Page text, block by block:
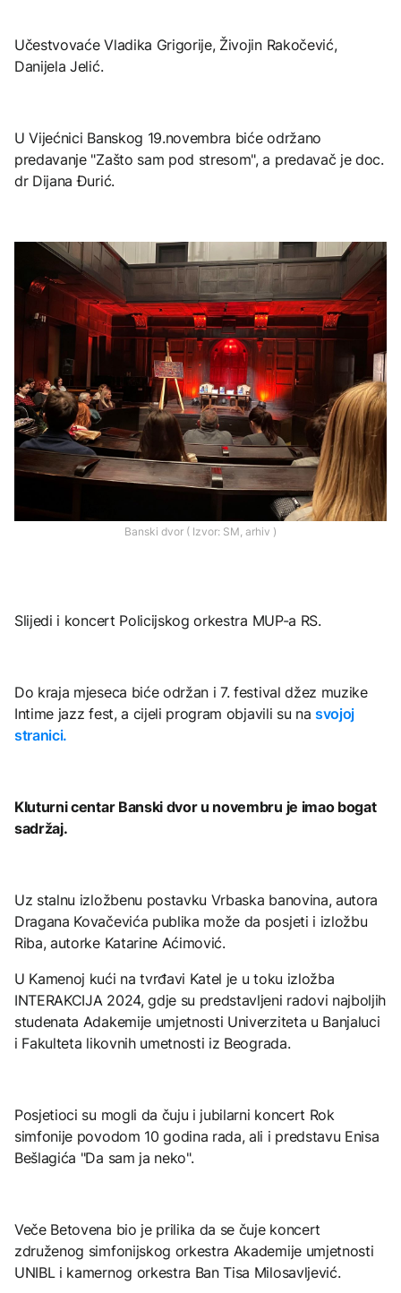
Učestvovaće Vladika Grigorije, Živojin Rakočević,
Danijela Jelić.
U Vijećnici Banskog 19.novembra biće održano
predavanje "Zašto sam pod stresom", a predavač je doc.
dr Dijana Đurić.
Banski dvor ( Izvor: SM, arhiv )
Slijedi i koncert Policijskog orkestra MUP-a RS.
Do kraja mjeseca biće održan i 7. festival džez muzike
Intime jazz fest, a cijeli program objavili su na svojoj
stranici.
Kluturni centar Banski dvor u novembru je imao bogat
sadržaj.
Uz stalnu izložbenu postavku Vrbaska banovina, autora
Dragana Kovačevića publika može da posjeti i izložbu
Riba, autorke Katarine Aćimović.
U Kamenoj kući na tvrđavi Katel je u toku izložba
INTERAKCIJA 2024, gdje su predstavljeni radovi najboljih
studenata Adakemije umjetnosti Univerziteta u Banjaluci
i Fakulteta likovnih umetnosti iz Beograda.
Posjetioci su mogli da čuju i jubilarni koncert Rok
simfonije povodom 10 godina rada, ali i predstavu Enisa
Bešlagića "Da sam ja neko".
Veče Betovena bio je prilika da se čuje koncert
združenog simfonijskog orkestra Akademije umjetnosti
UNIBL i kamernog orkestra Ban Tisa Milosavljević.